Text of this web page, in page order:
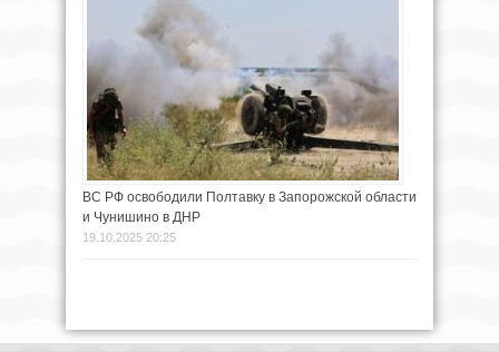
ВС РФ освободили Полтавку в Запорожской области
и Чунишино в ДНР
19.10.2025 20:25